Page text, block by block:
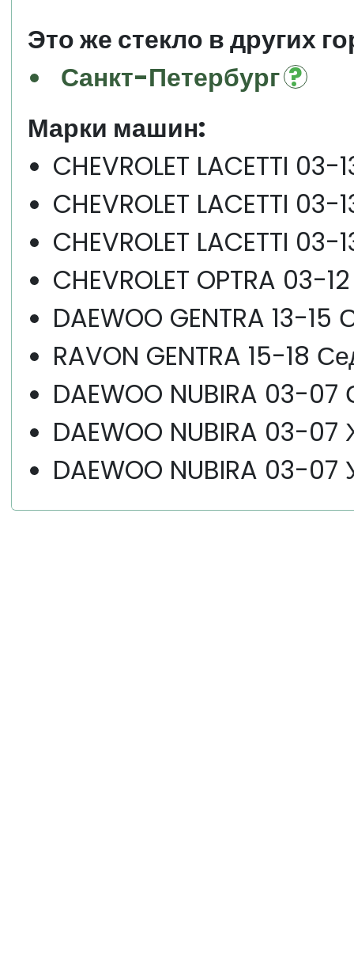
Это же стекло в других
Санкт-Петербург
Марки машин:
CHEVROLET LACETTI
CHEVROLET LACETTI
CHEVROLET LACETTI
CHEVROLET OPTRA 03-
DAEWOO GENTRA 13-15
RAVON GENTRA 15-18
DAEWOO NUBIRA 03-
DAEWOO NUBIRA 03-07
DAEWOO NUBIRA 03-